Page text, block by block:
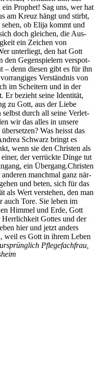
Prophet! Sag uns, wer hat
am Kreuz hängt und stirbt,
sehen, ob Eli­ja kommt und
doch gle­ichen, die Aus­
ein Zeichen von
unter­liegt, den hat Gott
den Gegen­spiel­ern verspot­
– denn diesen gibt es für ihn
Ver­ständ­nis von
im Scheit­ern und in der
Er bezieht seine Iden­tität,
zu Gott, aus der Liebe
durch all seine Ver­let­
wir das alles in unsere
Was heisst das
Schwarz bringt es
wenn sie den Chris­ten als
der ver­rück­te Dinge tut
ein Über­gang.Chris­ten
manch­mal ganz när­
und beten, sich für das
als Wert ver­ste­hen, den man
auch Tore. Sie leben im
Him­mel und Erde, Gott
Gottes und der
hier und jet­zt anders
weil es Gott in ihrem Leben
Pflege­fach­frau,